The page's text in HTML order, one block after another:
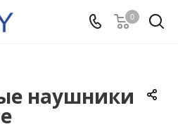
0
наушники